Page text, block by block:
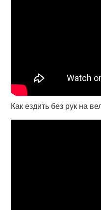
Как ездить без рук на